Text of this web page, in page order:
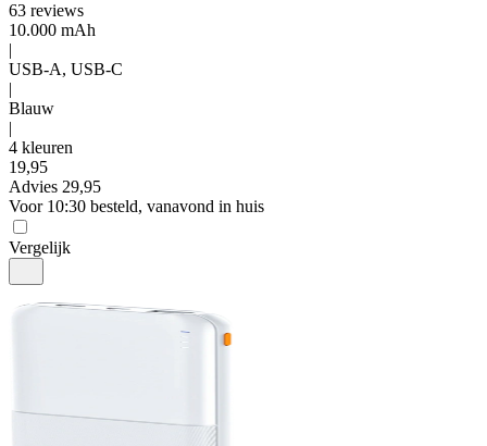
63 reviews
10.000 mAh
|
USB-A, USB-C
|
Blauw
|
4 kleuren
19,95
Advies 29,95
Voor 10:30 besteld, vanavond in huis
Vergelijk